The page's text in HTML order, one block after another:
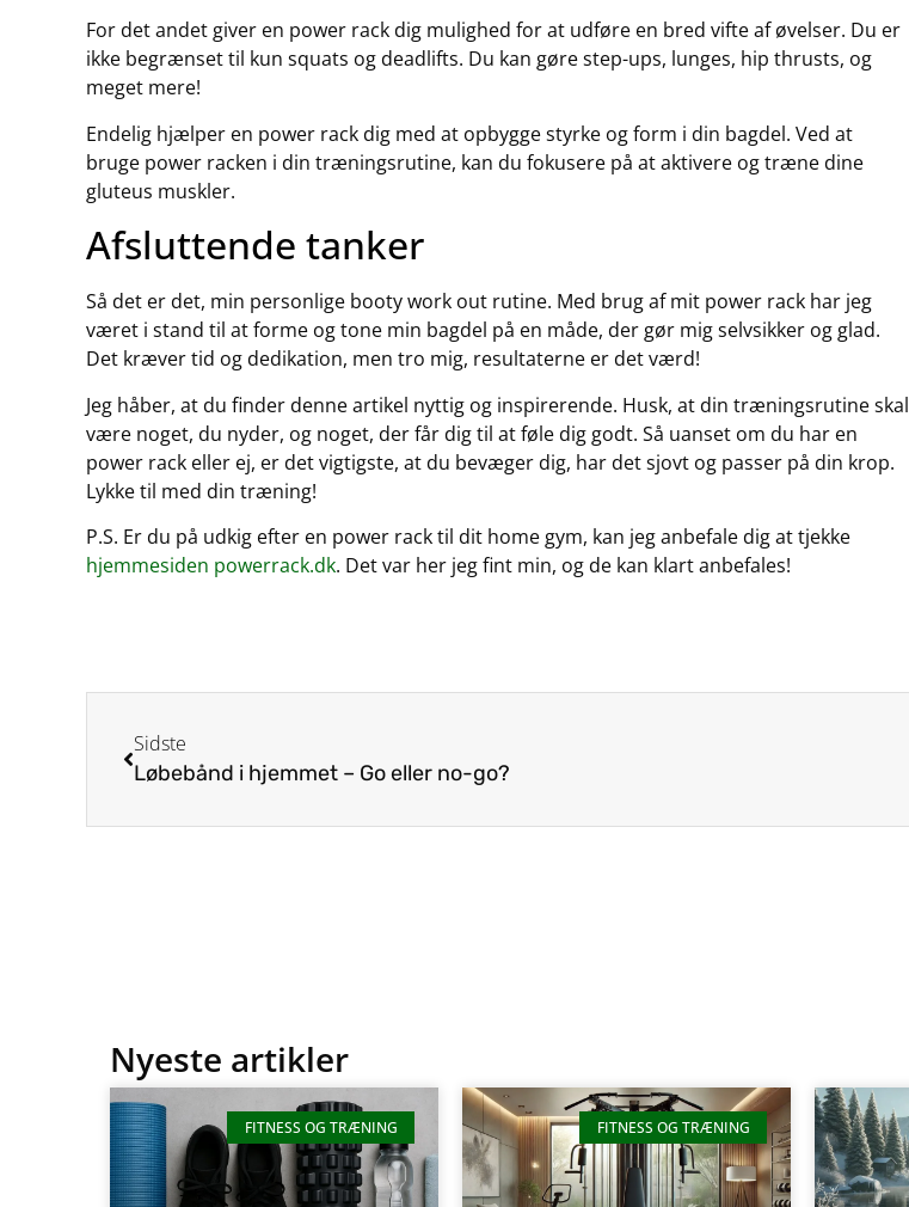
For det andet giver en power rack dig mulighed for at udføre en bred vifte af øvelser. Du er
ikke begrænset til kun squats og deadlifts. Du kan gøre step-ups, lunges, hip thrusts, og
meget mere!
Endelig hjælper en power rack dig med at opbygge styrke og form i din bagdel. Ved at
bruge power racken i din træningsrutine, kan du fokusere på at aktivere og træne dine
gluteus muskler.
Afsluttende tanker
Så det er det, min personlige booty work out rutine. Med brug af mit power rack har jeg
været i stand til at forme og tone min bagdel på en måde, der gør mig selvsikker og glad.
Det kræver tid og dedikation, men tro mig, resultaterne er det værd!
Jeg håber, at du finder denne artikel nyttig og inspirerende. Husk, at din træningsrutine skal
være noget, du nyder, og noget, der får dig til at føle dig godt. Så uanset om du har en
power rack eller ej, er det vigtigste, at du bevæger dig, har det sjovt og passer på din krop.
Lykke til med din træning!
P.S. Er du på udkig efter en power rack til dit home gym, kan jeg anbefale dig at tjekke
hjemmesiden powerrack.dk. Det var her jeg fint min, og de kan klart anbefales!
Sidste
Løbebånd i hjemmet – Go eller no-go?
Nyeste artikler
FITNESS OG TRÆNING FITNESS OG TRÆNING